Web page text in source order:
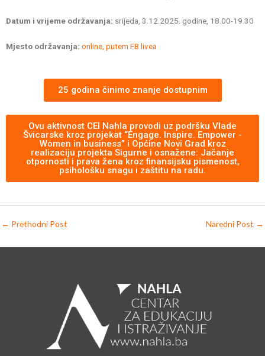
Datum i vrijeme održavanja: srijeda, 3.12.2025. godine, 18.00-19.30
Mjesto održavanja: online, putem FB livea
25 godina činimo znanje dostupnim
Ovu aktivnost CEI Nahla provodi uz podršku Vlade
Švicarske kroz projekat “Engage. Inspire. Empower -
Women in business” i Općine Novi Grad kroz
realizaciju projekta Sigurne i osnažene: Jačanje
otpornosti i prava žena kroz finansijsku pismenost,
psihološku snagu i zaštitu na radu.
← Prethodni Post Naredni Post →